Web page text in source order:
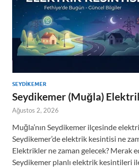
SEYDIKEMER
Seydikemer (Muğla)
Ağustos 2, 2026
Muğla’nın Seydikemer ilçesinde
Seydikemer’de elektrik kesintisi ne
Elektrikler ne zaman gelecek? Merak
Seydikemer planlı elektrik kesintileri